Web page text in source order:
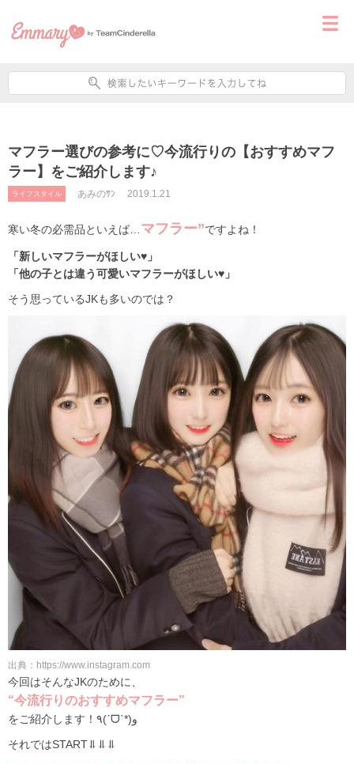
マフラー選びの参考に♡今流行りの【おすすめマフ
ラー】をご紹介します♪
ライフスタイル あみのｻﾝ 2019.1.21
寒い冬の必需品といえば… マフラー”ですよね！
「新しいマフラーがほしい♥」
「他の子とは違う可愛いマフラーがほしい♥」
そう思っているJKも多いのでは？
出典：https://www.instagram.com
今回はそんなJKのために、
“今流行りのおすすめマフラー”
をご紹介します！٩(ˊᗜˋ*)و
それではSTART⥥⥥⥥